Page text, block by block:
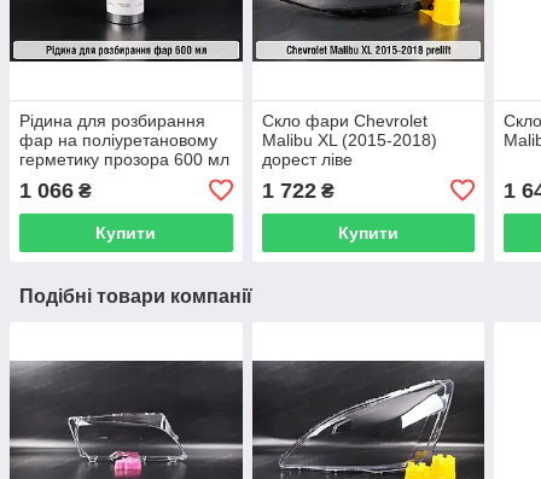
Рідина для розбирання
фар на поліуретановому
герметику прозора 600 мл
1 066 ₴
Купити
Скло фари Chevrolet
Malibu XL (2015-2018)
дорест ліве
1 722₴
Купити
1
Подібні товари компанії